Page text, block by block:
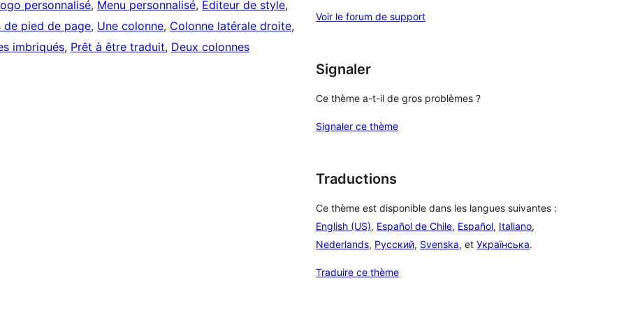
personnalisé, Menu personnalisé, Éditeur de style
de pied de page, Une colonne, Colonne latérale droite
imbriqués, Prêt à être traduit, Deux colonnes
Voir le forum de support
Signaler
Ce thème a-t-il de gros problèmes ?
Signaler ce thème
Traductions
Ce thème est disponible dans les langues suivantes :
English (US), Español de Chile, Español, Italiano,
Nederlands, Русский, Svenska, et Українська.
Traduire ce thème